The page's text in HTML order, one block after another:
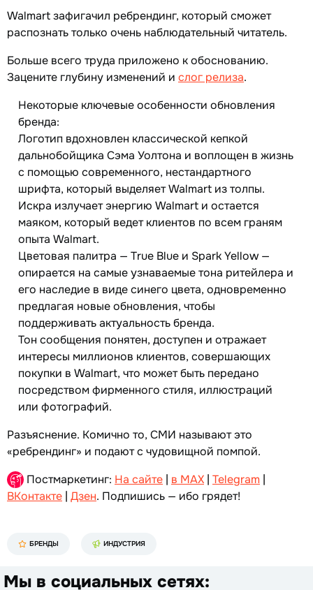
Walmart зафигачил ребрендинг, который сможет
распознать только очень наблюдательный читатель.
Больше всего труда приложено к обоснованию.
Зацените глубину изменений и слог релиза.
Некоторые ключевые особенности обновления
бренда:
Логотип вдохновлен классической кепкой
дальнобойщика Сэма Уолтона и воплощен в жизнь
с помощью современного, нестандартного
шрифта, который выделяет Walmart из толпы.
Искра излучает энергию Walmart и остается
маяком, который ведет клиентов по всем граням
опыта Walmart.
Цветовая палитра — True Blue и Spark Yellow —
опирается на самые узнаваемые тона ритейлера и
его наследие в виде синего цвета, одновременно
предлагая новые обновления, чтобы
поддерживать актуальность бренда.
Тон сообщения понятен, доступен и отражает
интересы миллионов клиентов, совершающих
покупки в Walmart, что может быть передано
посредством фирменного стиля, иллюстраций
или фотографий.
Разъяснение. Комично то, СМИ называют это
«ребрендинг» и подают с чудовищной помпой.
Постмаркетинг: На сайте | в MAX | Telegram |
ВКонтакте | Дзен. Подпишись — ибо грядет!
БРЕНДЫ ИНДУСТРИЯ
Мы в социальных сетях: